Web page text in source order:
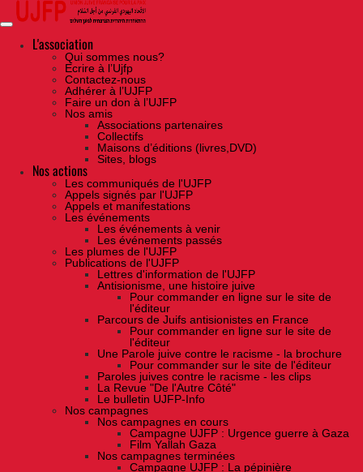
Skip
the
contentL'association
Qui sommes nous?
Ecrire à l’Ujfp
Contactez-nous
Adhérer à l’UJFP
Faire un don à l’UJFP
Nos amis
Associations partenaires
Collectifs
Maisons d’éditions (livres,DVD)
Sites, blogs
Nos actions
Les communiqués de l'UJFP
Appels signés par l'UJFP
Appels et manifestations
Les événements
Les événements à venir
Les événements passés
Les plumes de l'UJFP
Publications de l'UJFP
Lettres d'information de l'UJFP
Antisionisme, une histoire juive
Pour commander en ligne sur le site de
l'éditeur
Parcours de Juifs antisionistes en France
Pour commander en ligne sur le site de
l'éditeur
Une Parole juive contre le racisme - la brochure
Pour commander sur le site de l'éditeur
Paroles juives contre le racisme - les clips
La Revue "De l'Autre Côté"
Le bulletin UJFP-Info
Nos campagnes
Nos campagnes en cours
Campagne UJFP : Urgence guerre à Gaza
Film Yallah Gaza
Nos campagnes terminées
Campagne UJFP : La pépinière